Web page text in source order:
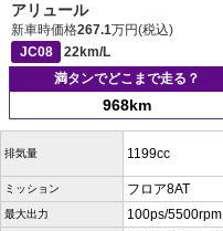
アリュール
新車時価格267.1万円(税込)
JC08
22km/L
満タンでどこまで走る？
968km
排気量 1199cc
ミッション フロア8AT
最大出力 100ps/5500rpm